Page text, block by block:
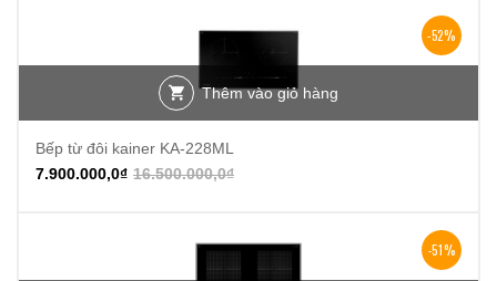
-52%
Thêm vào giỏ hàng
Bếp từ đôi kainer KA-228ML
16.500.000,0₫
7.900.000,0₫
-51%